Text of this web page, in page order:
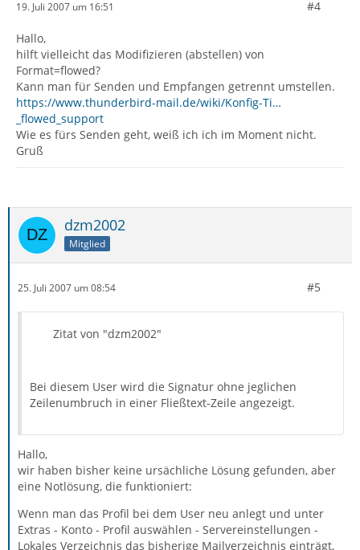
19. Juli 2007 um 16:51 #4
Hallo,
hilft vielleicht das Modifizieren (abstellen) von
Format=flowed?
Kann man für Senden und Empfangen getrennt umstellen.
https://www.thunderbird-mail.de/wiki/Konfig-Ti…
_flowed_support
Wie es fürs Senden geht, weiß ich ich im Moment nicht.
Gruß
dzm2002
Mitglied
25. Juli 2007 um 08:54 #5
Zitat von "dzm2002"
Bei diesem User wird die Signatur ohne jeglichen
Zeilenumbruch in einer Fließtext-Zeile angezeigt.
Hallo,
wir haben bisher keine ursächliche Lösung gefunden, aber
eine Notlösung, die funktioniert:
Wenn man das Profil bei dem User neu anlegt und unter
Extras - Konto - Profil auswählen - Servereinstellungen -
Lokales Verzeichnis das bisherige Mailverzeichnis einträgt,